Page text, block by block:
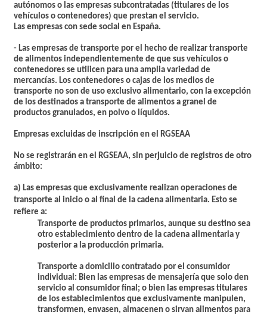
autónomos o las empresas subcontratadas (titulares de los
vehículos o contenedores) que prestan el servicio.
Las empresas con sede social en España.
- Las empresas de transporte por el hecho de realizar transporte
de alimentos independientemente de que sus vehículos o
contenedores se utilicen para una amplia variedad de
mercancías. Los contenedores o cajas de los medios de
transporte no son de uso exclusivo alimentario, con la excepción
de los destinados a transporte de alimentos a granel de
productos granulados, en polvo o líquidos.
Empresas excluidas de inscripción en el RGSEAA
No se registrarán en el RGSEAA, sin perjuicio de registros de otro
ámbito:
a) Las empresas que exclusivamente realizan operaciones de
transporte al inicio o al final de la cadena alimentaria. Esto se
refiere a:
Transporte de productos primarios, aunque su destino sea
otro establecimiento dentro de la cadena alimentaria y
posterior a la producción primaria.
ransporte a domicilio contratado por el consumidor
individual: Bien las empresas de mensajería que solo den
servicio al consumidor final; o bien las empresas titulares
de los establecimientos que exclusivamente manipulen,
transformen, envasen, almacenen o sirvan alimentos para